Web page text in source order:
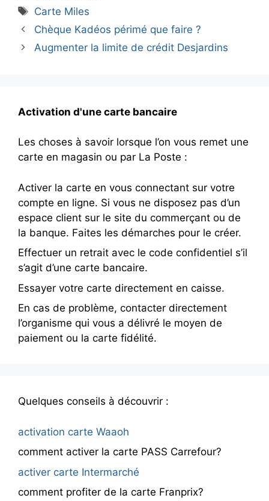
Étiquettes
Carte Miles
Chèque Kadéos périmé que faire ?
Augmenter la limite de crédit Desjardins
Activation d'une carte bancaire
Les choses à savoir lorsque l’on vous remet une
carte en magasin ou par La Poste :
Activer la carte en vous connectant sur votre
compte en ligne. Si vous ne disposez pas d’un
espace client sur le site du commerçant ou de
la banque. Faites les démarches pour le créer.
Effectuer un retrait avec le code confidentiel s’il
s’agit d’une carte bancaire.
Essayer votre carte directement en caisse.
En cas de problème, contacter directement
l’organisme qui vous a délivré le moyen de
paiement ou la carte fidélité.
Quelques conseils à découvrir :
activation carte Waaoh
comment activer la carte PASS Carrefour?
activer carte Intermarché
comment profiter de la carte Franprix?